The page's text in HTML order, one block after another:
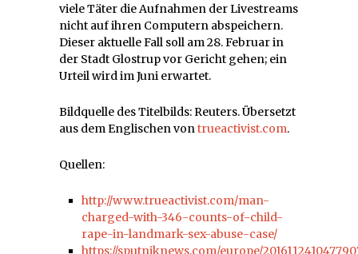
viele Täter die Aufnahmen der Livestreams
nicht auf ihren Computern abspeichern.
Dieser aktuelle Fall soll am 28. Februar in
der Stadt Glostrup vor Gericht gehen; ein
Urteil wird im Juni erwartet.
Bildquelle des Titelbilds: Reuters. Übersetzt
aus dem Englischen vontrueactivist.com.
Quellen:
http://www.trueactivist.com/man-
charged-with-346-counts-of-child-
rape-in-landmark-sex-abuse-case/
https://sputniknews.com/europe/